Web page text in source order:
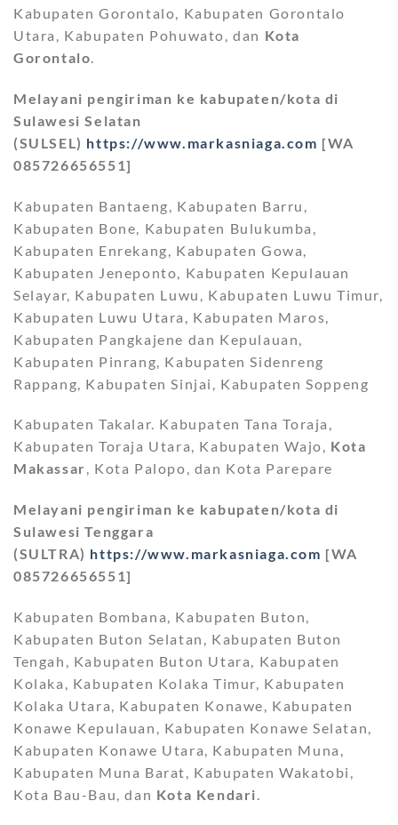
Kabupaten Gorontalo, Kabupaten Gorontalo
Utara, Kabupaten Pohuwato, dan Kota
Gorontalo.
Melayani pengiriman ke kabupaten/kota di
Sulawesi Selatan
(SULSEL) https://www.markasniaga.com [WA
085726656551]
Kabupaten Bantaeng, Kabupaten Barru,
Kabupaten Bone, Kabupaten Bulukumba,
Kabupaten Enrekang, Kabupaten Gowa,
Kabupaten Jeneponto, Kabupaten Kepulauan
Selayar, Kabupaten Luwu, Kabupaten Luwu Timur,
Kabupaten Luwu Utara, Kabupaten Maros,
Kabupaten Pangkajene dan Kepulauan,
Kabupaten Pinrang, Kabupaten Sidenreng
Rappang, Kabupaten Sinjai, Kabupaten Soppeng
Kabupaten Takalar. Kabupaten Tana Toraja,
Kabupaten Toraja Utara, Kabupaten Wajo, Kota
Makassar , Kota Palopo, dan Kota Parepare
Melayani pengiriman ke kabupaten/kota di
Sulawesi Tenggara
(SULTRA) https://www.markasniaga.com [WA
085726656551]
Kabupaten Bombana, Kabupaten Buton,
Kabupaten Buton Selatan, Kabupaten Buton
Tengah, Kabupaten Buton Utara, Kabupaten
Kolaka, Kabupaten Kolaka Timur, Kabupaten
Kolaka Utara, Kabupaten Konawe, Kabupaten
Konawe Kepulauan, Kabupaten Konawe Selatan,
Kabupaten Konawe Utara, Kabupaten Muna,
Kabupaten Muna Barat, Kabupaten Wakatobi,
Kota Bau-Bau, dan Kota Kendari.